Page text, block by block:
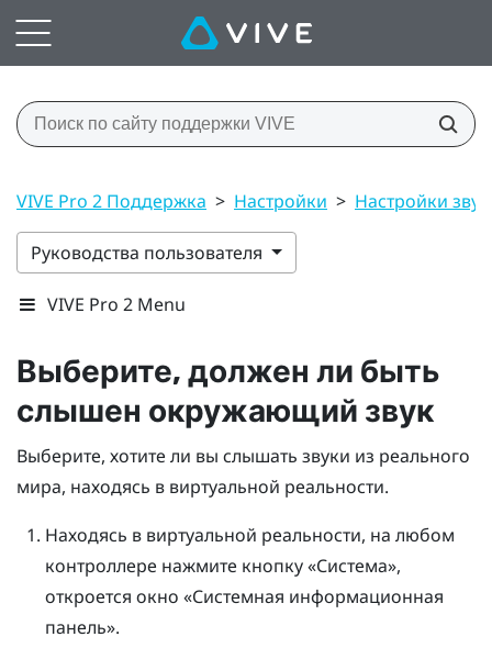
VIVE Pro 2 Поддержка > Настройки > Настройки
Руководства пользователя
VIVE Pro 2 Menu
Выберите, должен ли быть
слышен окружающий звук
Выберите, хотите ли вы слышать звуки из реального
мира, находясь в виртуальной реальности.
Находясь в виртуальной реальности, на любом
контроллере нажмите кнопку «Система»,
откроется окно «Системная информационная
панель».